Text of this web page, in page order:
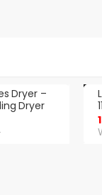
Charge+
/ UPS